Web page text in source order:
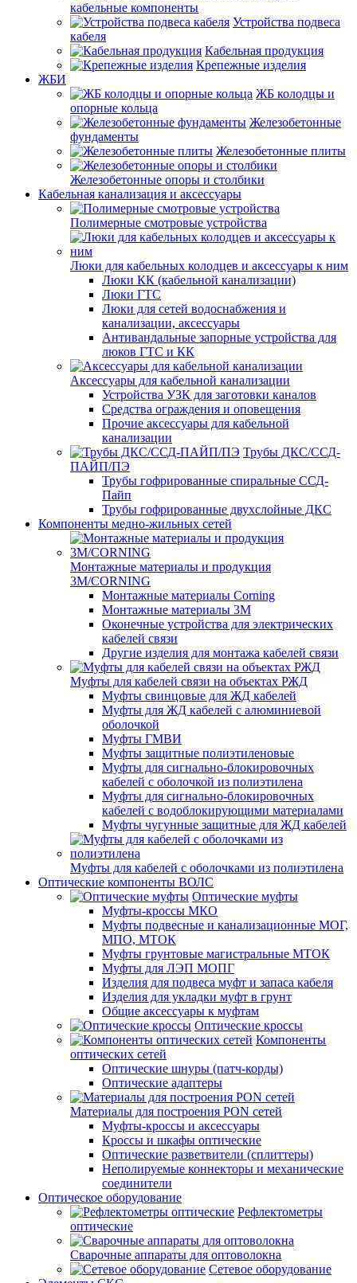
кабельные компоненты
Устройства подвеса
кабеля
Кабельная продукция
Крепежные изделия
ЖБИ
ЖБ колодцы и
опорные кольца
Железобетонные
фундаменты
Железобетонные плиты
Железобетонные опоры и столбики
Кабельная канализация и аксессуары
Полимерные смотровые устройства
Люки для кабельных колодцев и аксессуары к ним
Люки КК (кабельной канализации)
Люки ГТС
Люки для сетей водоснабжения и
канализации, аксессуары
Антивандальные запорные устройства для
люков ГТС и КК
Аксессуары для кабельной канализации
Устройства УЗК для заготовки каналов
Средства ограждения и оповещения
Прочие аксессуары для кабельной
канализации
Трубы ДКС/ССД-
ПАЙП/ПЭ
Трубы гофрированные спиральные ССД-
Пайп
Трубы гофрированные двухслойные ДКС
Компоненты медно-жильных сетей
Монтажные материалы и продукция
3M/CORNING
Монтажные материалы Corning
Монтажные материалы 3M
Оконечные устройства для электрических
кабелей связи
Другие изделия для монтажа кабелей связи
Муфты для кабелей связи на объектах РЖД
Муфты свинцовые для ЖД кабелей
Муфты для ЖД кабелей с алюминиевой
оболочкой
Муфты ГМВИ
Муфты защитные полиэтиленовые
Муфты для сигнально-блокировочных
кабелей с оболочкой из полиэтилена
Муфты для сигнально-блокировочных
кабелей с водоблокирующими материалами
Муфты чугунные защитные для ЖД кабелей
Муфты для кабелей с оболочками из полиэтилена
Оптические компоненты ВОЛС
Оптические муфты
Муфты-кроссы МКО
Муфты подвесные и канализационные МОГ,
МПО, МТОК
Муфты грунтовые магистральные МТОК
Муфты для ЛЭП МОПГ
Изделия для подвеса муфт и запаса кабеля
Изделия для укладки муфт в грунт
Общие аксессуары к муфтам
Оптические кроссы
Компоненты
оптических сетей
Оптические шнуры (патч-корды)
Оптические адаптеры
Материалы для построения PON сетей
Муфты-кроссы и аксессуары
Кроссы и шкафы оптические
Оптические разветвители (сплиттеры)
Неполируемые коннекторы и механические
соединители
Оптическое оборудование
Рефлектометры
оптические
Сварочные аппараты для оптоволокна
Сетевое оборудование